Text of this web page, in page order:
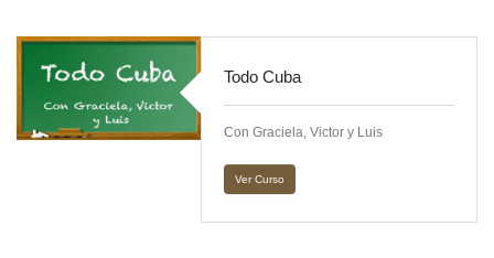
Todo Cuba
Con Graciela, Victor y Luis
Ver Curso